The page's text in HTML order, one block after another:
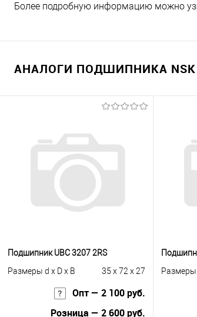
Более подробную информацию можно
АНАЛОГИ ПОДШИПНИКА NSK
Подшипник UBC 3207 2RS
Размеры d x D x B
35 x 72 x 27
Опт — 2 100 руб.
Розница — 2 600 руб.
Размеры